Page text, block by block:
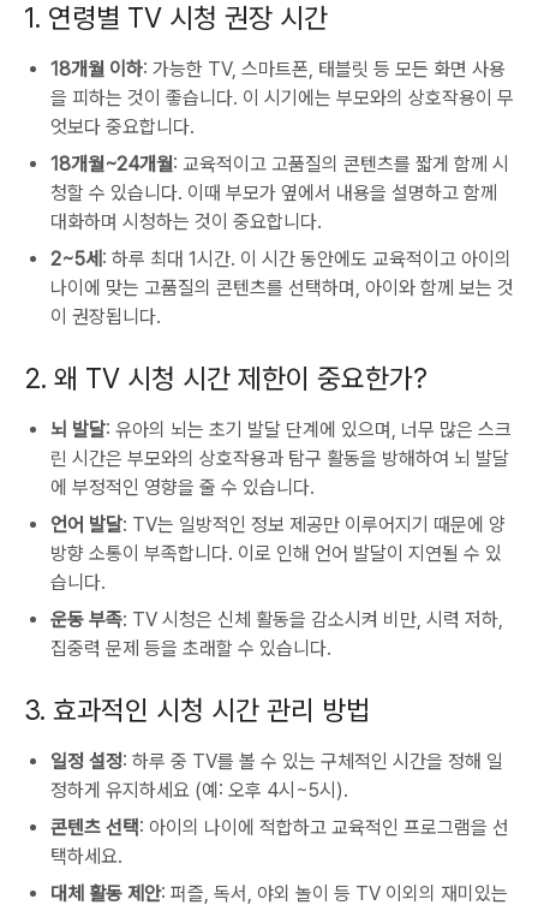
1. 연령별 TV 시청 권장 시간
18개월 이하: 가능한 TV, 스마트폰, 태블릿 등 모든 화면 사용
을 피하는 것이 좋습니다. 이 시기에는 부모와의 상호작용이 무
엇보다 중요합니다.
18개월~24개월: 교육적이고 고품질의 콘텐츠를 짧게 함께 시
청할 수 있습니다. 이때 부모가 옆에서 내용을 설명하고 함께
대화하며 시청하는 것이 중요합니다.
2~5세 : 하루 최대 1시간. 이 시간 동안에도 교육적이고 아이의
나이에 맞는 고품질의 콘텐츠를 선택하며, 아이와 함께 보는 것
이 권장됩니다.
2. 왜 TV 시청 시간 제한이 중요한가?
뇌 발달: 유아의 뇌는 초기 발달 단계에 있으며, 너무 많은 스크
린 시간은 부모와의 상호작용과 탐구 활동을 방해하여 뇌 발달
에 부정적인 영향을 줄 수 있습니다.
언어 발달: TV는 일방적인 정보 제공만 이루어지기 때문에 양
방향 소통이 부족합니다. 이로 인해 언어 발달이 지연될 수 있
습니다.
운동 부족: TV 시청은 신체 활동을 감소시켜 비만, 시력 저하,
집중력 문제 등을 초래할 수 있습니다.
3. 효과적인 시청 시간 관리 방법
일정 설정: 하루 중 TV를 볼 수 있는 구체적인 시간을 정해 일
정하게 유지하세요 (예: 오후 4시~5시).
콘텐츠 선택: 아이의 나이에 적합하고 교육적인 프로그램을 선
택하세요.
대체 활동 제안: 퍼즐, 독서, 야외 놀이 등 TV 이외의 재미있는